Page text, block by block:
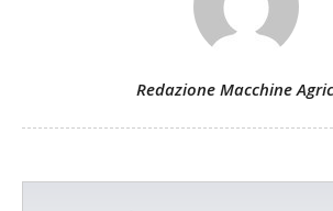
Redazione Macchine